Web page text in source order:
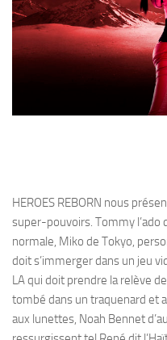
HEROES REBORN nous
super-pouvoirs. Tommy l’ado
normale, Miko de Tokyo,
doit s’immerger dans un jeu
LA qui doit prendre la relève
tombé dans un traquenard et
aux lunettes, Noah Bennet